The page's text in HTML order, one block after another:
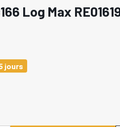
Log Max
jours